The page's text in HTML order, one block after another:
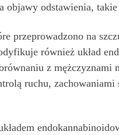
odstawienia,
przeprowadzono na
również układ
z
ruchu,